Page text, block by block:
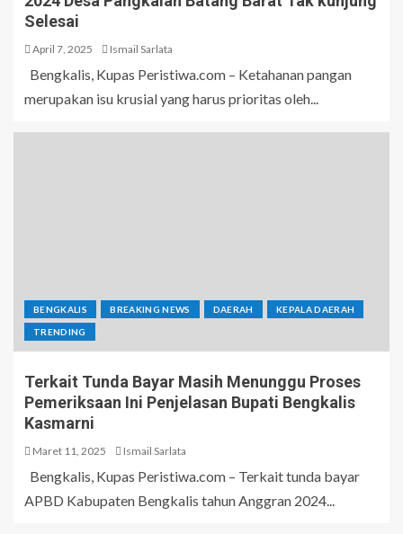
Selesai
April 7, 2025 Ismail Sarlata
Bengkalis, Kupas Peristiwa.com – Ketahanan pangan
merupakan isu krusial yang harus prioritas oleh...
BENGKALIS BREAKING NEWS DAERAH KEPALA DAERAH
TRENDING
Terkait Tunda Bayar Masih Menunggu Proses
Pemeriksaan Ini Penjelasan Bupati Bengkalis
Kasmarni
Maret 11, 2025 Ismail Sarlata
Bengkalis, Kupas Peristiwa.com – Terkait tunda bayar
APBD Kabupaten Bengkalis tahun Anggran 2024...